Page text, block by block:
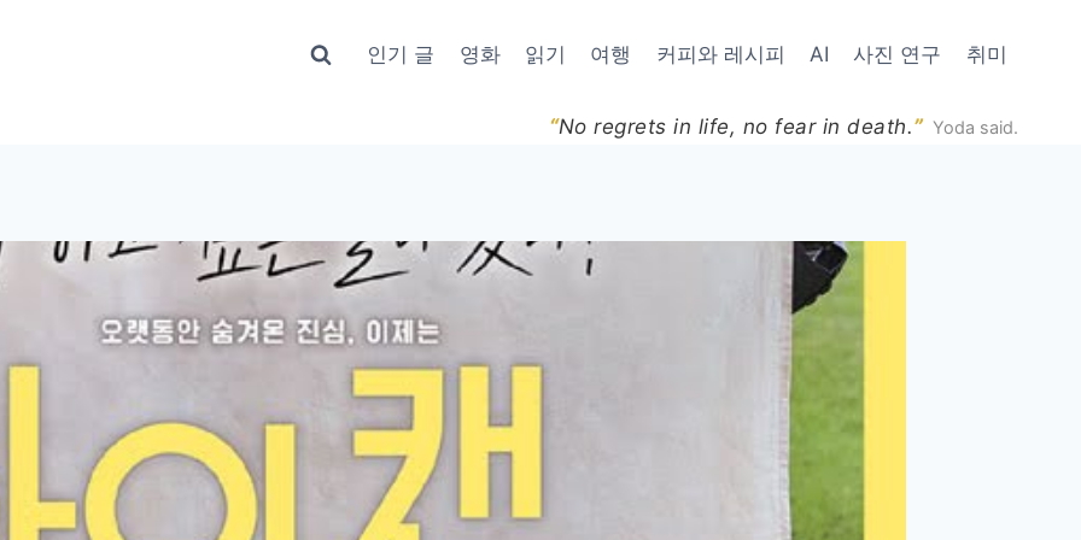
인기 글 영화 읽기 여행 커피와 레시피 AI 사진 연구 취미
“No regrets in life, no fear in death.” Yoda said.